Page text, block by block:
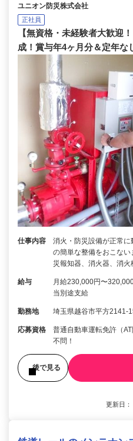
ユニオン防災株式会社
正社員
【無資格・未経験者大歓迎
成！賞与年4ヶ月分＆定年な
仕事内容
消火・防災設備が正常
の簡単な整備をおこない
災報知器、消火器、消
給与
月給230,000円〜
当別途支給
勤務地 埼玉県越谷市平方
応募資格
普通自動車運転免許（
不問！
後で見る
更新日